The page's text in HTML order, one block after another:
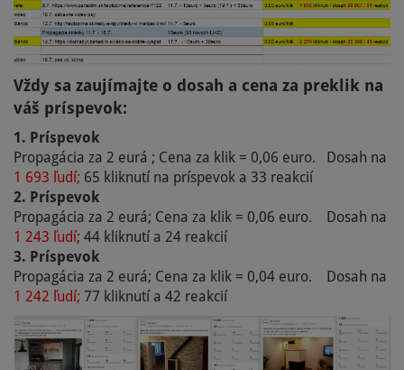
Vždy sa zaujímajte o dosah a cena za preklik na
váš príspevok:
1. Príspevok
Propagácia za 2 eurá ; Cena za klik = 0,06 euro. Dosah na
1 693 ľudí; 65 kliknutí na príspevok a 33 reakcií
2. Príspevok
Propagácia za 2 eurá; Cena za klik = 0,06 euro. Dosah na
1 243 ľudí; 44 kliknutí a 24 reakcií
3. Príspevok
Propagácia za 2 eurá; Cena za klik = 0,04 euro. Dosah na
1 242 ľudí; 77 kliknutí a 42 reakcií